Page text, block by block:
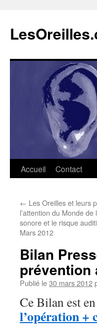
contenu
Accueil Contact
← Les Oreilles et leurs
l’attention du Monde
sonore et le risque
Mars 2012
Bilan
prévention
Publié le30 mars 2012
Ce Bilan est
l’opération +